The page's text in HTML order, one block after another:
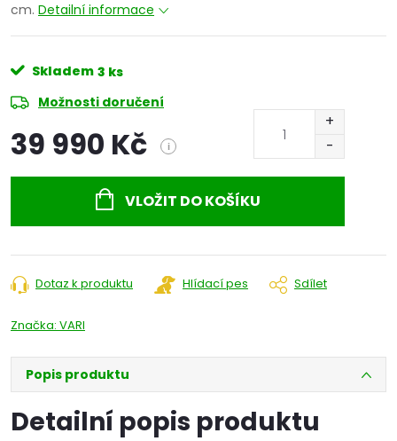
cm. Detailní informace
Skladem 3 ks
Možnosti doručení
39 990 Kč i
VLOŽIT DO KOŠÍKU
Dotaz k produktu Hlídací pes Sdílet
Značka: VARI
Popis produktu
Detailní popis produktu